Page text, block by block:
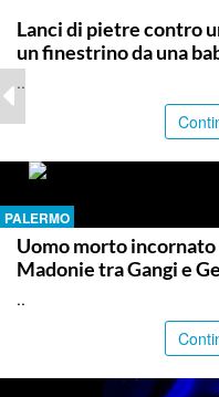
Lanci di pietre contro
un finestrino da una
..
PALERMO
Uomo morto
Madonie tra Gangi e
..